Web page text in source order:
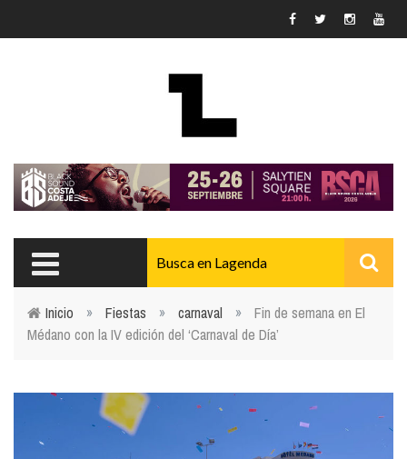
Usted está aquí
Inicio » Fiestas » carnaval »
Fin de semana en El
Médano con la IV edición del ‘Carnaval de Día’